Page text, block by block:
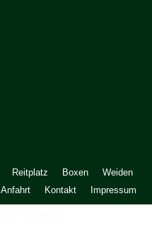
Reitplatz Boxen
Weiden
Anfahrt Kontakt Impressum